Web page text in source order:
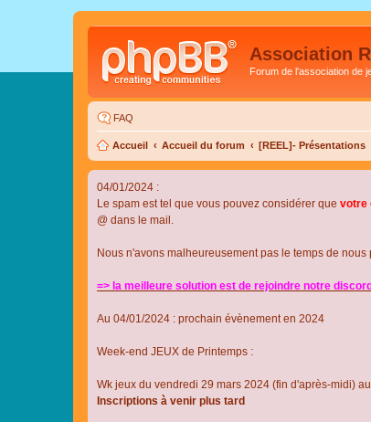
Association
Forum de l'association de
FAQ
Accueil Accueil du forum [REEL]- Présentations
04/01/2024 :
Le spam est tel que vous pouvez considérer que votre
@ dans le mail.
Nous n'avons malheureusement pas le temps de
=> la meilleure solution est de rejoindre notre
Au 04/01/2024 : prochain évènement en 2024
Week-end JEUX de Printemps :
Wk jeux du vendredi 29 mars 2024 (fin d'après-midi)
Inscriptions à venir plus tard